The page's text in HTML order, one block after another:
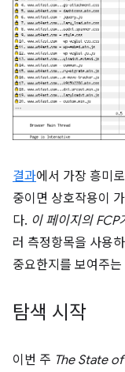
결과에서 가장 흥미
중이면 상호작용이
다. 이 페이지의 FCP
러 측정항목을 사용
중요한지를 보여주
탐색 시작
이번 주 The State